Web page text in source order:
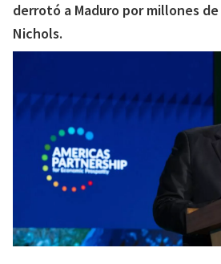
derrotó a Maduro por millones
Nichols.